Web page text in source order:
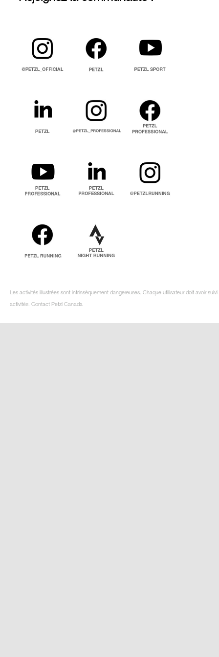
Les activités illustrées sont intrinsèquement dangereuses. Chaque utilisateur doit avoir
activités. Contact Petzl Canada